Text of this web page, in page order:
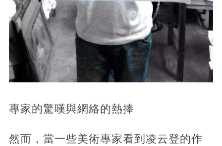
專家的驚嘆與網絡的熱捧
然而，當一些美術專家看到凌云登的作